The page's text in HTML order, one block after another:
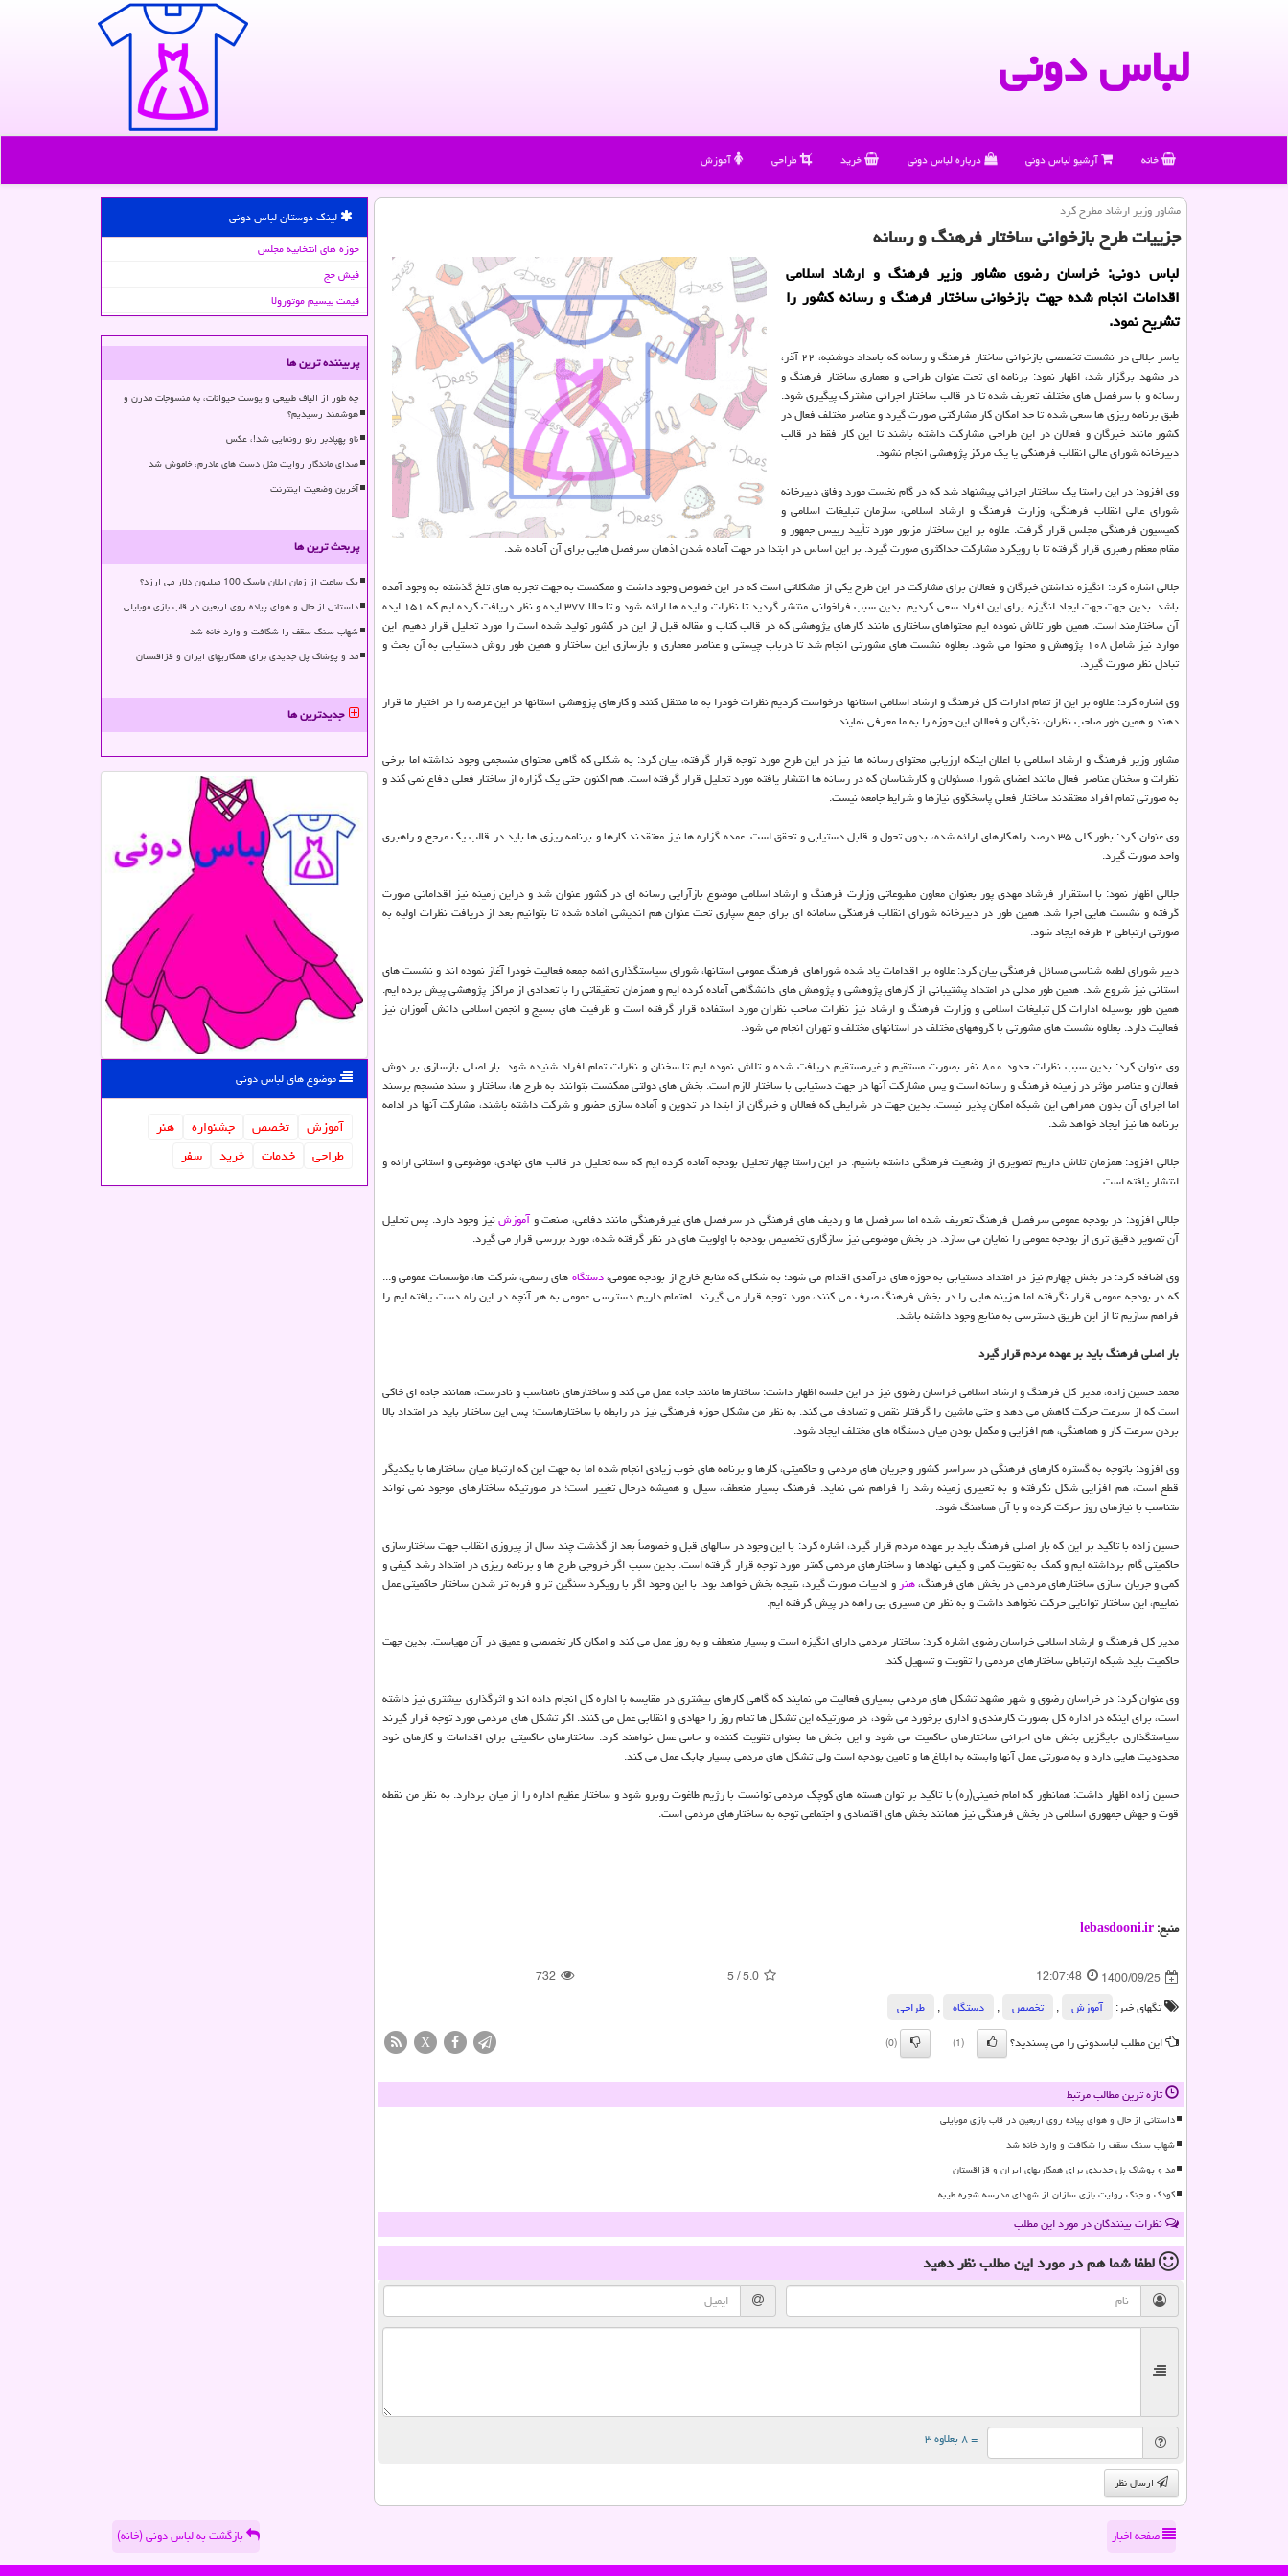
لباس دونی
خانه آرشیو لباس دونی درباره لباس دونی خرید طراحی آموزش
مشاور وزیر ارشاد مطرح كرد
جزییات طرح بازخوانی ساختار فرهنگ و رسانه
لباس دونی: خراسان رضوی مشاور وزیر فرهنگ و ارشاد اسلامی
اقدامات انجام شده جهت بازخوانی ساختار فرهنگ و رسانه کشور را
تشریح نمود.
یاسر جلالی در نشست تخصصی بازخوانی ساختار فرهنگ و رسانه که بامداد دوشنبه، ۲۲ آذر،
در مشهد برگزار شد، اظهار نمود: برنامه ای تحت عنوان طراحی و معماری ساختار فرهنگ و
رسانه و با سرفصل های مختلف تعریف شده تا در قالب ساختار اجرائی مشترک پیگیری شود.
طبق برنامه ریزی ها سعی شده تا حد امکان کار مشارکتی صورت گیرد و عناصر مختلف فعال در
کشور مانند خبرگان و فعالان در این طراحی مشارکت داشته باشند تا این کار فقط در قالب
دبیرخانه شورای عالی انقلاب فرهنگی یا یک مرکز پژوهشی انجام نشود.
وی افزود: در این راستا یک ساختار اجرائی پیشنهاد شد که در گام نخست مورد وفاق دبیرخانه
شورای عالی انقلاب فرهنگی، وزارت فرهنگ و ارشاد اسلامی، سازمان تبلیغات اسلامی و
کمیسیون فرهنگی مجلس قرار گرفت. علاوه بر این ساختار مزبور مورد تأیید رییس جمهور و
مقام معظم رهبری قرار گرفته تا با رویکرد مشارکت حداکثری صورت گیرد. بر این اساس در ابتدا در جهت آماده شدن اذهان سرفصل هایی برای آن آماده شد.
جلالی اشاره کرد: انگیزه نداشتن خبرگان و فعالان برای مشارکت در این طرح یکی از مشکلاتی است که در این خصوص وجود داشت و ممکنست به جهت تجربه های تلخ گذشته به وجود آمده
باشد. بدین جهت جهت ایجاد انگیزه برای این افراد سعی کردیم. بدین سبب فراخوانی منتشر گردید تا نظرات و ایده ها ارائه شود و تا حالا ۳۷۷ ایده و نظر دریافت کرده ایم که ۱۵۱ ایده
آن ساختارمند است. همین طور تلاش نموده ایم محتواهای ساختاری مانند کارهای پژوهشی که در قالب کتاب و مقاله قبل از این در کشور تولید شده است را مورد تحلیل قرار دهیم. این
موارد نیز شامل ۱۰۸ پژوهش و محتوا می شود. بعلاوه نشست های مشورتی انجام شد تا درباب چیستی و عناصر معماری و بازسازی این ساختار و همین طور روش دستیابی به آن بحث و
تبادل نظر صورت گیرد.
وی اشاره کرد: علاوه بر این از تمام ادارات کل فرهنگ و ارشاد اسلامی استانها درخواست کردیم نظرات خودرا به ما منتقل کنند و کارهای پژوهشی استانها در این عرصه را در اختیار ما قرار
دهند و همین طور صاحب نظران، نخبگان و فعالان این حوزه را به ما معرفی نمایند.
مشاور وزیر فرهنگ و ارشاد اسلامی با اعلان اینکه ارزیابی محتوای رسانه ها نیز در این طرح مورد توجه قرار گرفته، بیان کرد: به شکلی که گاهی محتوای منسجمی وجود نداشته اما برخی
نظرات و سخنان عناصر فعال مانند اعضای شورا، مسئولان و کارشناسان که در رسانه ها انتشار یافته مورد تحلیل قرار گرفته است. هم اکنون حتی یک گزاره از ساختار فعلی دفاع نمی کند و
به صورتی تمام افراد معتقدند ساختار فعلی پاسخگوی نیازها و شرایط جامعه نیست.
وی عنوان کرد: بطور کلی ۳۵ درصد راهکارهای ارائه شده، بدون تحول و قابل دستیابی و تحقق است. عمده گزاره ها نیز معتقدند کارها و برنامه ریزی ها باید در قالب یک مرجع و راهبری
واحد صورت گیرد.
جلالی اظهار نمود: با استقرار فرشاد مهدی پور بعنوان معاون مطبوعاتی وزارت فرهنگ و ارشاد اسلامی موضوع بازآرایی رسانه ای در کشور عنوان شد و دراین زمینه نیز اقداماتی صورت
گرفته و نشست هایی اجرا شد. همین طور در دبیرخانه شورای انقلاب فرهنگی سامانه ای برای جمع سپاری تحت عنوان هم اندیشی آماده شده تا بتوانیم بعد از دریافت نظرات اولیه به
صورتی ارتباطی ۲ طرفه ایجاد شود.
دبیر شورای لطمه شناسی مسائل فرهنگی بیان کرد: علاوه بر اقدامات یاد شده شوراهای فرهنگ عمومی استانها، شورای سیاستگذاری ائمه جمعه فعالیت خودرا آغاز نموده اند و نشست های
استانی نیز شروع شد. همین طور مدلی در امتداد پشتیبانی از کارهای پژوهشی و پژوهش های دانشگاهی آماده کرده ایم و همزمان تحقیقاتی را با تعدادی از مراکز پژوهشی پیش برده ایم.
همین طور بوسیله ادارات کل تبلیغات اسلامی و وزارت فرهنگ و ارشاد نیز نظرات صاحب نظران مورد استفاده قرار گرفته است و ظرفیت های بسیج و انجمن اسلامی دانش آموزان نیز
فعالیت دارد. بعلاوه نشست های مشورتی با گروههای مختلف در استانهای مختلف و تهران انجام می شود.
وی عنوان کرد: بدین سبب نظرات حدود ۸۰۰ نفر بصورت مستقیم و غیرمستقیم دریافت شده و تلاش نموده ایم تا سخنان و نظرات تمام افراد شنیده شود. بار اصلی بازسازی بر دوش
فعالان و عناصر مؤثر در زمینه فرهنگ و رسانه است و پس مشارکت آنها در جهت دستیابی با ساختار لازم است. بخش های دولتی ممکنست بتوانند به طرح ها، ساختار و سند منسجم برسند
اما اجرای آن بدون همراهی این شبکه امکان پذیر نیست. بدین جهت در شرایطی که فعالان و خبرگان از ابتدا در تدوین و آماده سازی حضور و شرکت داشته باشند، مشارکت آنها در ادامه
برنامه ها نیز ایجاد خواهد شد.
جلالی افزود: همزمان تلاش داریم تصویری از وضعیت فرهنگی داشته باشیم. در این راستا چهار تحلیل بودجه آماده کرده ایم که سه تحلیل در قالب های نهادی، موضوعی و استانی ارائه و
انتشار یافته است.
جلالی افزود: در بودجه عمومی سرفصل فرهنگ تعریف شده اما سرفصل ها و ردیف های فرهنگی در سرفصل های غیرفرهنگی مانند دفاعی، صنعت وآموزشنیز وجود دارد. پس تحلیل
آن تصویر دقیق تری از بودجه عمومی را نمایان می سازد. در بخش موضوعی نیز سازگاری تخصیص بودجه با اولویت های در نظر گرفته شده، مورد بررسی قرار می گیرد.
وی اضافه کرد: در بخش چهارم نیز در امتداد دستیابی به حوزه های درآمدی اقدام می شود؛ به شکلی که منابع خارج از بودجه عمومی،دستگاههای رسمی، شرکت ها، مؤسسات عمومی و...
که در بودجه عمومی قرار نگرفته اما هزینه هایی را در بخش فرهنگ صرف می کنند، مورد توجه قرار می گیرند. اهتمام داریم دسترسی عمومی به هر آنچه در این راه دست یافته ایم را
فراهم سازیم تا از این طریق دسترسی به منابع وجود داشته باشد.
بار اصلی فرهنگ باید بر عهده مردم قرار گیرد
محمد حسین زاده، مدیر کل فرهنگ و ارشاد اسلامی خراسان رضوی نیز در این جلسه اظهار داشت: ساختارها مانند جاده عمل می کند و ساختارهای نامناسب و نادرست، همانند جاده ای خاکی
است که از سرعت حرکت کاهش می دهد و حتی ماشین را گرفتار نقص و تصادف می کند. به نظر من مشکل حوزه فرهنگی نیز در رابطه با ساختارهاست؛ پس این ساختار باید در امتداد بالا
بردن سرعت کار و هماهنگی، هم افزایی و مکمل بودن میان دستگاه های مختلف ایجاد شود.
وی افزود: باتوجه به گستره کارهای فرهنگی در سراسر کشور و جریان های مردمی و حاکمیتی، کارها و برنامه های خوب زیادی انجام شده اما به جهت این که ارتباط میان ساختارها با یکدیگر
قطع است، هم افزایی شکل نگرفته و به تعبیری زمینه رشد را فراهم نمی نماید. فرهنگ بسیار منعطف، سیال و همیشه درحال تغییر است؛ در صورتیکه ساختارهای موجود نمی تواند
متناسب با نیازهای روز حرکت کرده و با آن هماهنگ شود.
حسین زاده با تاکید بر این که بار اصلی فرهنگ باید بر عهده مردم قرار گیرد، اشاره کرد: با این وجود در سالهای قبل و خصوصاً بعد از گذشت چند سال از پیروزی انقلاب جهت ساختارسازی
حاکمیتی گام برداشته ایم و کمک به تقویت کمی و کیفی نهادها و ساختارهای مردمی کمتر مورد توجه قرار گرفته است. بدین سبب اگر خروجی طرح ها و برنامه ریزی در امتداد رشد کیفی و
کمی و جریان سازی ساختارهای مردمی در بخش های فرهنگ،هنرو ادبیات صورت گیرد، نتیجه بخش خواهد بود. با این وجود اگر با رویکرد سنگین تر و فربه تر شدن ساختار حاکمیتی عمل
نماییم، این ساختار توانایی حرکت نخواهد داشت و به نظر من مسیری بی راهه در پیش گرفته ایم.
مدیر کل فرهنگ و ارشاد اسلامی خراسان رضوی اشاره کرد: ساختار مردمی دارای انگیزه است و بسیار منعطف و به روز عمل می کند و امکان کار تخصصی و عمیق در آن مهیاست. بدین جهت
حاکمیت باید شبکه ارتباطی ساختارهای مردمی را تقویت و تسهیل کند.
وی عنوان کرد: در خراسان رضوی و شهر مشهد تشکل های مردمی بسیاری فعالیت می نمایند که گاهی کارهای بیشتری در مقایسه با اداره کل انجام داده اند و اثرگذاری بیشتری نیز داشته
است، برای اینکه در اداره کل بصورت کارمندی و اداری برخورد می شود، در صورتیکه این تشکل ها تمام روز را جهادی و انقلابی عمل می کنند. اگر تشکل های مردمی مورد توجه قرار گیرند
سیاستگذاری جایگزین بخش های اجرائی ساختارهای حاکمیت می شود و این بخش ها بعنوان تقویت کننده و حامی عمل خواهند کرد. ساختارهای حاکمیتی برای اقدامات و کارهای خود
محدودیت هایی دارد و به صورتی عمل آنها وابسته به ابلاغ ها و تامین بودجه است ولی تشکل های مردمی بسیار چابک عمل می کند.
حسین زاده اظهار داشت: همانطور که امام خمینی(ره) با تاکید بر توان هسته های کوچک مردمی توانست با رژیم طاغوت روبرو شود و ساختار عظیم اداره را از میان بردارد. به نظر من نقطه
قوت و جهش جمهوری اسلامی در بخش فرهنگی نیز همانند بخش های اقتصادی و اجتماعی توجه به ساختارهای مردمی است.
منبع:lebasdooni.ir
1400/09/25
12:07:48
5.0
/
5
732
تگهای خبر:
آموزش , تخصص , دستگاه ,
طراحی
این مطلب لباسدونی را می پسندید؟
(1)
(0)
X
تازه ترین مطالب مرتبط
داستانی از حال و هوای پیاده روی اربعین در قاب بازی موبایلی
شهاب سنگ سقف را شکافت و وارد خانه شد
مد و پوشاک پل جدیدی برای همکاریهای ایران و قزاقستان
کودک و جنگ روایت بازی سازان از شهدای مدرسه شجره طیبه
نظرات بینندگان در مورد این مطلب
لطفا شما همدر مورد این مطلبنظر دهید
= ۸ بعلاوه ۳
ارسال نظر
لینک دوستان لباس دونی
حوزه های انتخابیه مجلس
فیش حج
قیمت بیسیم موتورولا
پربیننده ترین ها
چه طور از الیاف طبیعی و پوست حیوانات، به منسوجات مدرن و
هوشمند رسیدیم؟
ناو پهپادبر رنو رونمایی شد!، عکس
صدای ماندگار روایت مثل دست های مادرم، خاموش شد
آخرین وضعیت اینترنت
پربحث ترین ها
یک ساعت از زمان ایلان ماسک 100 میلیون دلار می ارزد؟
داستانی از حال و هوای پیاده روی اربعین در قاب بازی موبایلی
شهاب سنگ سقف را شکافت و وارد خانه شد
مد و پوشاک پل جدیدی برای همکاریهای ایران و قزاقستان
جدیدترین ها
موضوع های لباس دونی
آموزش تخصص جشنواره
هنر
طراحی
خدمات خرید سفر
صفحه اخبار بازگشت به لباس دونی (خانه)